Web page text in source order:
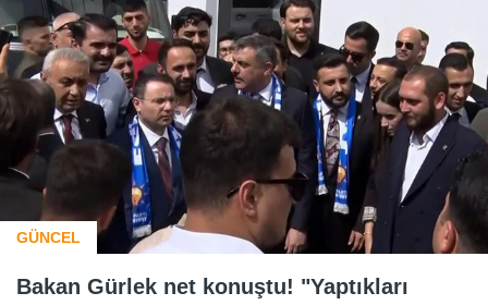
GÜNCEL
Bakan Gürlek net konuştu! "Yaptıkları